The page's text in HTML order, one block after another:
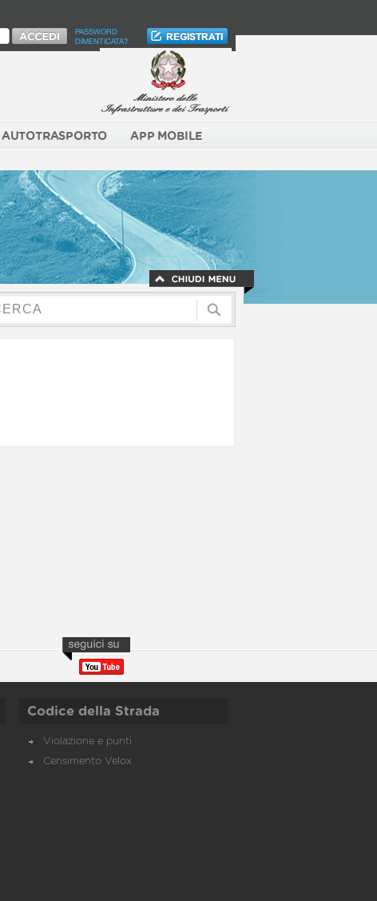
PASSWORD
DIMENTICATA?
AUTOTRASPORTO APP MOBILE
Codice della Strada
Violazione e punti
Censimento Velox